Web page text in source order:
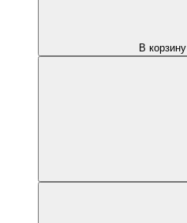
В корзину